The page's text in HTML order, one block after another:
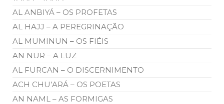
AL ANBIYÁ – OS PROFETAS
AL HAJJ – A PEREGRINAÇÃO
AL MUMINUN – OS FIÉIS
AN NUR – A LUZ
AL FURCAN – O DISCERNIMENTO
ACH CHU’ARÁ – OS POETAS
AN NAML – AS FORMIGAS